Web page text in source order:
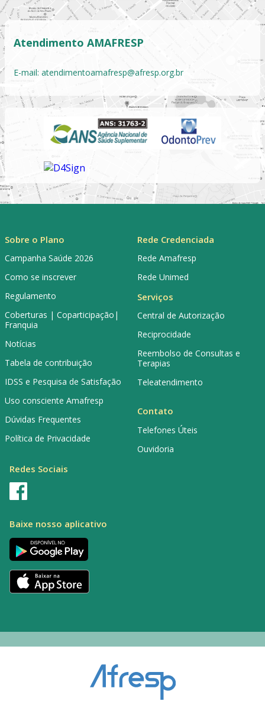
Atendimento AMAFRESP
E-mail: atendimentoamafresp@afresp.org.br
Sobre o Plano
Campanha Saúde 2026
Como se inscrever
Regulamento
Coberturas | Coparticipação|
Franquia
Notícias
Tabela de contribuição
IDSS e Pesquisa de Satisfação
Uso consciente Amafresp
Dúvidas Frequentes
Política de Privacidade
Rede Credenciada
Rede Amafresp
Rede Unimed
Serviços
Central de Autorização
Reciprocidade
Reembolso de Consultas e
Terapias
Teleatendimento
Contato
Telefones Úteis
Ouvidoria
Redes Sociais
Baixe nosso aplicativo